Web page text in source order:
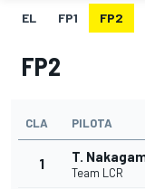
EL FP1 FP2
FP2
CLA PILOTA
1 T.
Team LCR